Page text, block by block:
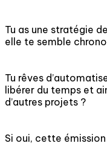
Tu as une stratégie
elle te semble
Tu rêves
libérer du temps et
d’autres projets ?
Si oui, cette